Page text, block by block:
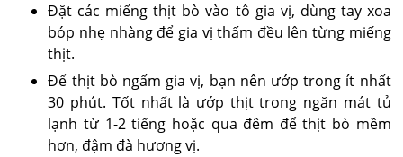
Đặt các miếng thịt bò vào tô gia vị, dùng tay xoa
bóp nhẹ nhàng để gia vị thấm đều lên từng miếng
thịt.
Để thịt bò ngấm gia vị, bạn nên ướp trong ít nhất
30 phút. Tốt nhất là ướp thịt trong ngăn mát tủ
lạnh từ 1-2 tiếng hoặc qua đêm để thịt bò mềm
hơn, đậm đà hương vị.